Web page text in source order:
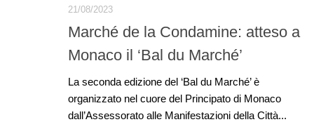
21/08/2023
Marché de la Condamine: atteso a
Monaco il ‘Bal du Marché’
La seconda edizione del ‘Bal du Marché’ è
organizzato nel cuore del Principato di Monaco
dall’Assessorato alle Manifestazioni della Città...